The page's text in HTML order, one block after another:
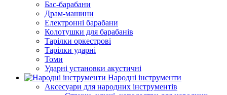
Бас-барабани
Драм-машини
Електронні барабани
Колотушки для барабанів
Тарілки оркестрові
Тарілки ударні
Томи
Ударні установки акустичні
Народні інструменти
Аксесуари для народних інструментів